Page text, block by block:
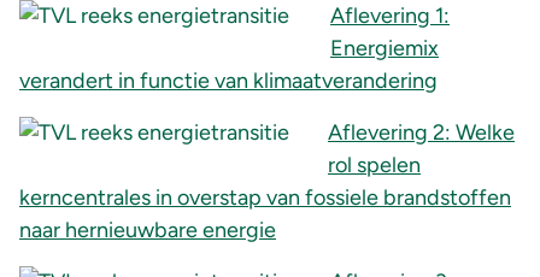
Aflevering 1:
Energiemix
verandert in functie van klimaatverandering
Aflevering 2: Welke
rol spelen
kerncentrales in overstap van fossiele brandstoffen
naar hernieuwbare energie